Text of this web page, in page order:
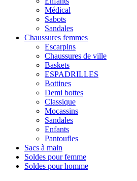
Médical
Sabots
Sandales
Chaussures femmes
Escarpins
Chaussures de ville
Baskets
ESPADRILLES
Bottines
Demi bottes
Classique
Mocassins
Sandales
Enfants
Pantoufles
Sacs à main
Soldes pour femme
Soldes pour homme